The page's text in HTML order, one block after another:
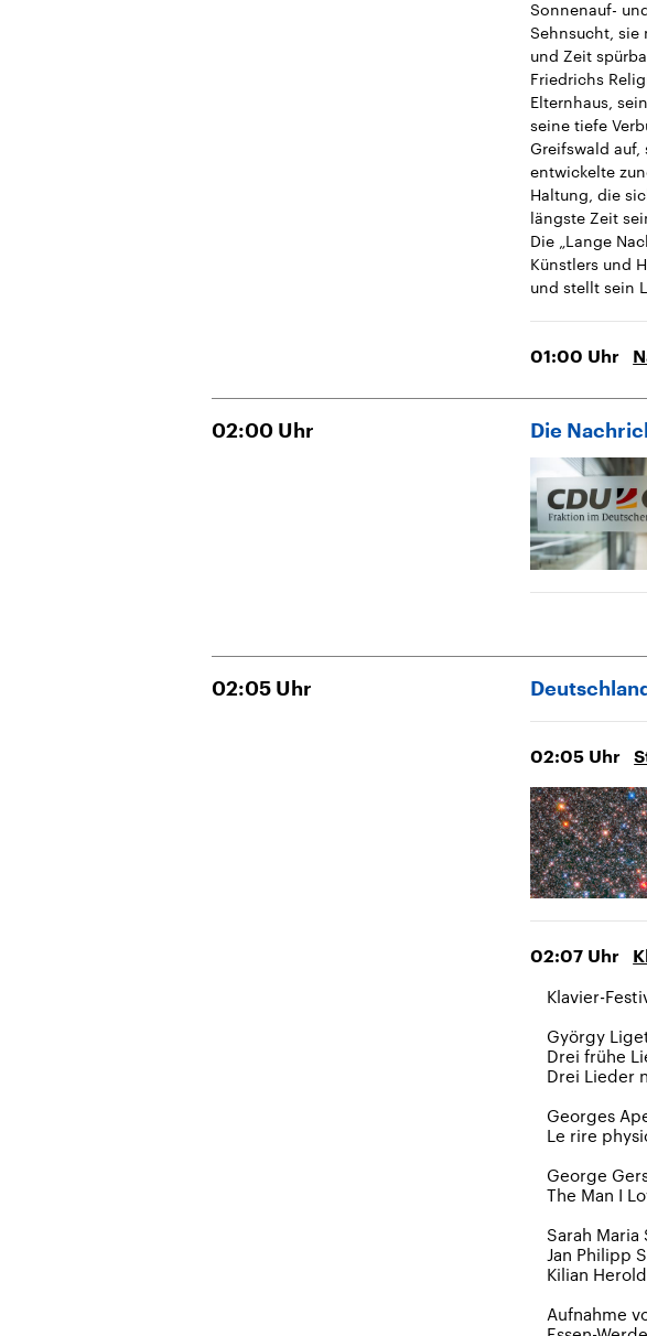
Sonnenauf-
Sehnsucht, sie
und Zeit
Friedrichs
Elternhaus,
seine tiefe
Greifswald
entwickelte
Haltung, die
längste Zeit
Die „Lange
Künstlers und
und stellt sein
01:00 Uhr
02:00 Uhr Die
02:05 Uhr
02:05 Uhr
02:07 Uhr
Klavier-
György
Drei frühe
Drei Lieder
Georges
Le rire
George
The Man I
Sarah Maria
Jan Philipp
Kilian
Aufnahme